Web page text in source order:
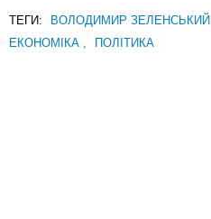
ТЕГИ: ВОЛОДИМИР ЗЕЛЕНСЬКИЙ
ЕКОНОМІКА
ПОЛІТИКА